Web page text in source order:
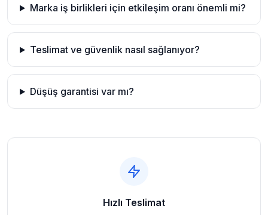
Marka iş birlikleri için etkileşim oranı önemli mi?
Teslimat ve güvenlik nasıl sağlanıyor?
Düşüş garantisi var mı?
Hızlı Teslimat